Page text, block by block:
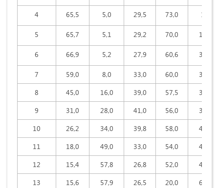
4 65,5 5,0 29,5 73,0 1,2
5 65,7 5,1 29,2 70,0 10,0
6 66,9 5,2 27,9 60,6 38,8
7 59,0 8,0 33,0 60,0
38,0
8
45,0 16,0 39,0 57,5
37,0
9
31,0 28,0 41,0 56,0
39,0
10
26,2 34,0 39,8 58,0
40,8
11
18,0 49,0 33,0 54,0
42,0
12
15,4 57,8 26,8 52,0
44,0
13
15,6 57,9 26,5 20,0
63,8